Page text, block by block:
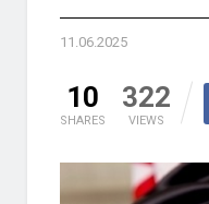
11.06.2025
10
SHARES
322
VIEWS